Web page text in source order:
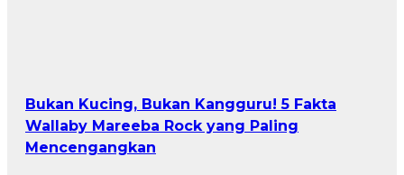
Bukan Kucing, Bukan Kangguru! 5 Fakta
Wallaby Mareeba Rock yang Paling
Mencengangkan